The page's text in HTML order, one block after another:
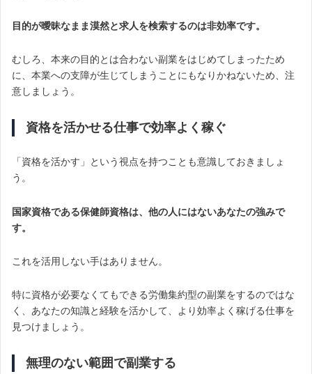
目的が曖昧なまま漠然と求人を検索するのは非効率です。
むしろ、本来の目的とは合わない副業をはじめてしまったため
に、本業への支障が生じてしまうことにもなりかねないため、注
意しましょう。
資格を活かせる仕事で効率よく稼ぐ
「資格を活かす」という視点を持つことも意識しておきましょ
う。
国家資格である保健師資格は、他の人にはないあなたの強みで
す。
これを活用しない手はありません。
特に資格が必要なくてもできる労働集約型の副業をするのではな
く、あなたの知識と経験を活かして、より効率よく稼げる仕事を
見つけましょう。
無理のない範囲で副業する